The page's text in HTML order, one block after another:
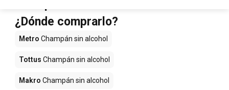
¿Dónde comprarlo?
Metro Champán sin alcohol
Tottus Champán sin alcohol
Makro Champán sin alcohol